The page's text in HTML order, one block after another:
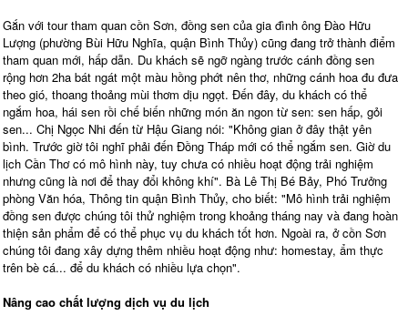
Gắn với tour tham quan cồn Sơn, đồng sen của gia đình ông Đào Hữu
Lượng (phường Bùi Hữu Nghĩa, quận Bình Thủy) cũng đang trở thành điểm
tham quan mới, hấp dẫn. Du khách sẽ ngỡ ngàng trước cánh đồng sen
rộng hơn 2ha bát ngát một màu hồng phớt nên thơ, những cánh hoa đu đưa
theo gió, thoang thoảng mùi thơm dịu ngọt. Đến đây, du khách có thể
ngắm hoa, hái sen rồi chế biến những món ăn ngon từ sen: sen hấp, gỏi
sen... Chị Ngọc Nhi đến từ Hậu Giang nói: "Không gian ở đây thật yên
bình. Trước giờ tôi nghĩ phải đến Đồng Tháp mới có thể ngắm sen. Giờ du
lịch Cần Thơ có mô hình này, tuy chưa có nhiều hoạt động trải nghiệm
nhưng cũng là nơi để thay đổi không khí". Bà Lê Thị Bé Bảy, Phó Trưởng
phòng Văn hóa, Thông tin quận Bình Thủy, cho biết: "Mô hình trải nghiệm
đồng sen được chúng tôi thử nghiệm trong khoảng tháng nay và đang hoàn
thiện sản phẩm để có thể phục vụ du khách tốt hơn. Ngoài ra, ở cồn Sơn
chúng tôi đang xây dựng thêm nhiều hoạt động như: homestay, ẩm thực
trên bè cá... để du khách có nhiều lựa chọn".
Nâng cao chất lượng dịch vụ du lịch